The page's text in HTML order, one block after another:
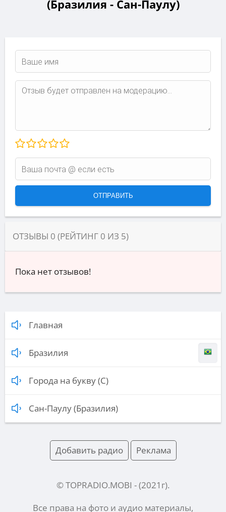
(Бразилия - Сан-Паулу)
ОТЗЫВЫ 0 (РЕЙТИНГ 0 ИЗ 5)
Пока нет отзывов!
Главная
Бразилия
Города на букву (С)
Сан-Паулу (Бразилия)
Добавить радио Реклама
© TOPRADIO.MOBI - (2021 г).
Все права на фото и аудио материалы,